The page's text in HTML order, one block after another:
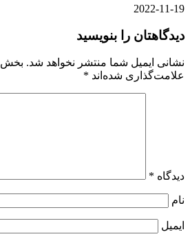
2022-11-19
دیدگاهتان را بنویسید
نشانی ایمیل شما منتشر نخواهد شد.
علامت‌گذاری شده‌اند *
دیدگاه *
نام
ایمیل